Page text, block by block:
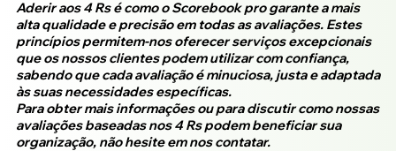
Aderir aos 4 Rs é como o Scorebook pro garante a mais
alta qualidade e precisão em todas as avaliações. Estes
princípios permitem-nos oferecer serviços excepcionais
que os nossos clientes podem utilizar com confiança,
sabendo que cada avaliação é minuciosa, justa e adaptada
às suas necessidades específicas.
Para obter mais informações ou para discutir como nossas
avaliações baseadas nos 4 Rs podem beneficiar sua
organização, não hesite em nos contatar.